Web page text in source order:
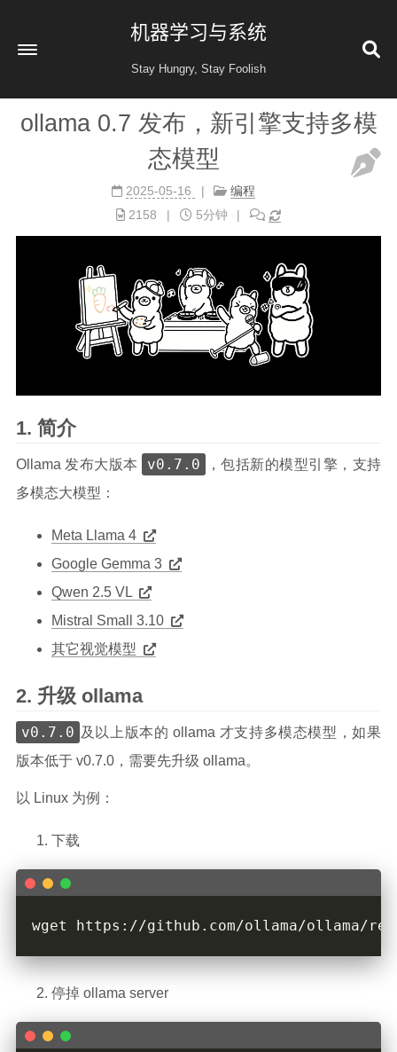
机器学习与系统
Stay Hungry, Stay Foolish
首页
公益 404
ollama 0.7 发布，新引擎支持多模
态模型
2025-05-16
编程
2158
5分钟
简介
Ollama 发布大版本 v0.7.0
，包括新的模型引擎，支持
多模态大模型：
Meta Llama 4
Google Gemma 3
Qwen 2.5 VL
Mistral Small 3.10
其它视觉模型
升级 ollama
v0.7.0 及以上版本的 ollama 才支持多模态模型，如果
版本低于 v0.7.0，需要先升级 ollama。
以 Linux 为例：
下载
停掉 ollama server